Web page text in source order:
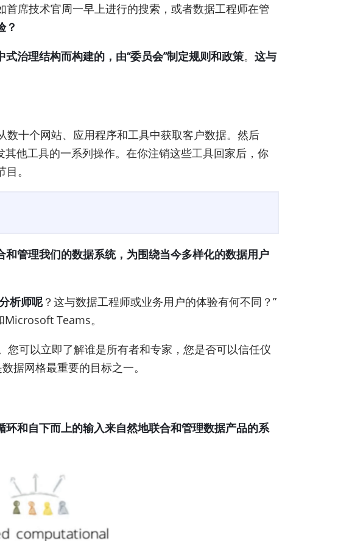
席技术官周一早上进行的搜索，或者数据工程师在管
？
式治理结构而构建的，由“委员会”制定规则和政策。 这与
十个网站、应用程序和工具中获取客户数据。然后
他工具的一系列操作。在你注销这些工具回家后，你
。
和管理我们的数据系统，为围绕当今多样化的数据用户
析师呢？这与数据工程师或业务用户的体验有何不同？”
Teams。
可以立即了解谁是所有者和专家，您是否可以信任仪
据网格最重要的目标之一。
和自下而上的输入来自然地联合和管理数据产品的系